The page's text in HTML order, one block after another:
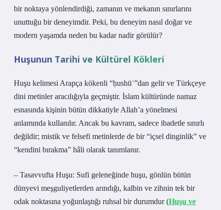
bir noktaya yönlendirdiği, zamanın ve mekanın sınırlarını
unuttuğu bir deneyimdir. Peki, bu deneyim nasıl doğar ve
modern yaşamda neden bu kadar nadir görülür?
Huşunun Tarihi ve Kültürel Kökleri
Huşu kelimesi Arapça kökenli “ḥushūʿ”dan gelir ve Türkçeye
dini metinler aracılığıyla geçmiştir. İslam kültüründe namaz
esnasında kişinin bütün dikkatiyle Allah’a yönelmesi
anlamında kullanılır. Ancak bu kavram, sadece ibadetle sınırlı
değildir; mistik ve felsefi metinlerde de bir “içsel dinginlik” ve
“kendini bırakma” hâli olarak tanımlanır.
– Tasavvufta Huşu: Sufi geleneğinde huşu, gönlün bütün
dünyevi meşguliyetlerden arındığı, kalbin ve zihnin tek bir
odak noktasına yoğunlaştığı ruhsal bir durumdur (Huşu ve